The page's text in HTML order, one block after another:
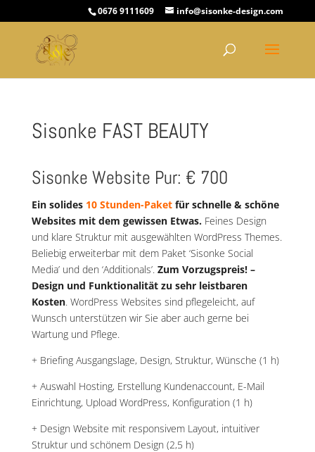
0676 9111609 info@sisonke-design.com
Sisonke FAST BEAUTY
Sisonke Website Pur: € 700
Ein solides 10 Stunden-Paketfür schnelle & schöne
Websites mit dem gewissen Etwas.Feines Design
und klare Struktur mit ausgewählten WordPress Themes.
Beliebig erweiterbar mit dem Paket ‘Sisonke Social
Media’ und den ‘Additionals’. Zum Vorzugspreis! –
Design und Funktionalität zu sehr leistbaren
Kosten. WordPress Websites sind pflegeleicht, auf
Wunsch unterstützen wir Sie aber auch gerne bei
Wartung und Pflege.
+ Briefing Ausgangslage, Design, Struktur, Wünsche (1 h)
+ Auswahl Hosting, Erstellung Kundenaccount, E-Mail
Einrichtung, Upload WordPress, Konfiguration (1 h)
+ Design Website mit responsivem Layout, intuitiver
Struktur und schönem Design (2,5 h)